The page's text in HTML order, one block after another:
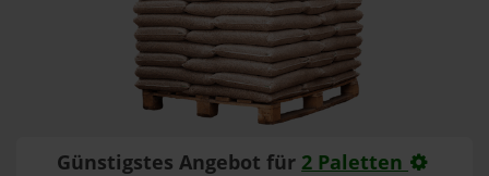
Günstigstes Angebot für 2 Paletten